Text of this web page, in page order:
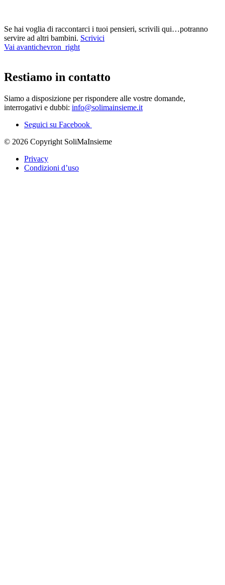
Se hai voglia di raccontarci i tuoi pensieri, scrivili qui…potranno
servire ad altri bambini. Scrivici
Vai avantichevron_right
Restiamo in contatto
Siamo a disposizione per rispondere alle vostre domande,
interrogativi e dubbi: info@solimainsieme.it
Seguici su Facebook
© 2026 Copyright SoliMaInsieme
Privacy
Condizioni d’uso